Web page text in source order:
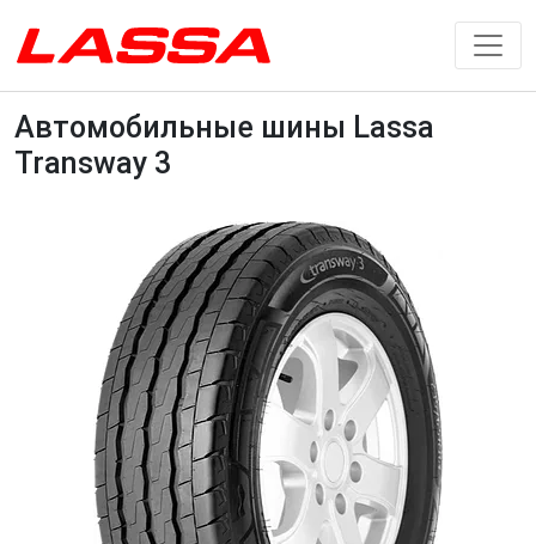
Автомобильные шины Lassa
Transway 3